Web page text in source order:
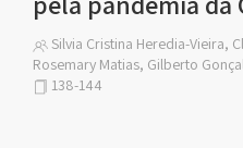
Silvia Cristina Heredia-Vieira,
Rosemary Matias, Gilberto
138-144